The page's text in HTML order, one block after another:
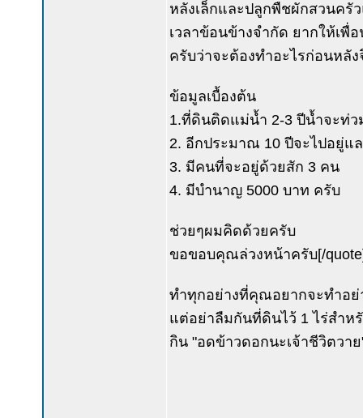
หลังเล็กและปลูกพืชผักสวนครั
เวลาข้อนข้างจำกัด ยากให้เ
ครับว่าจะต้องทำอะไรก่อนหลั
ข้อมูลเบื้องต้น
1.ที่ดินติดแม่น้ำ 2-3 ปีน้ำจะท่ว
2. อีกประมาณ 10 ปีจะไปอยู่แ
3. มีคนที่จะอยู่ด้วยสัก 3 คน
4. มีบำนาญ 5000 บาท ครับ
ช่วยๆผมคิดด้วยครับ
ขอขอบคุณล่วงหน้าครับ[/
ทำทุกอย่างที่คุณอยากจะทำอย่
แต่อย่าลืมกันที่ดินไว้ 1 ไร่สำห
กิน "อดข้าวดอกนะเจ้าชีวิตวา